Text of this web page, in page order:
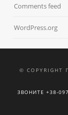
Comments feed
WordPress.org
©
ЗВОНИТЕ +38-